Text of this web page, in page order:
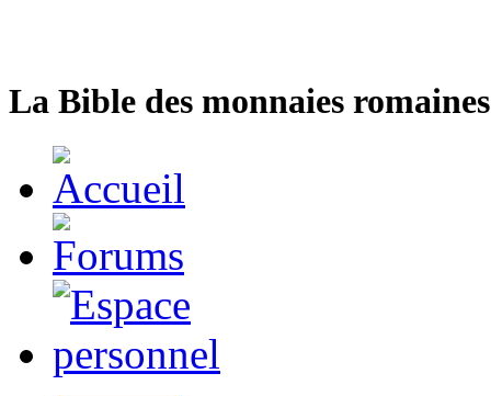
La Bible des monnaies